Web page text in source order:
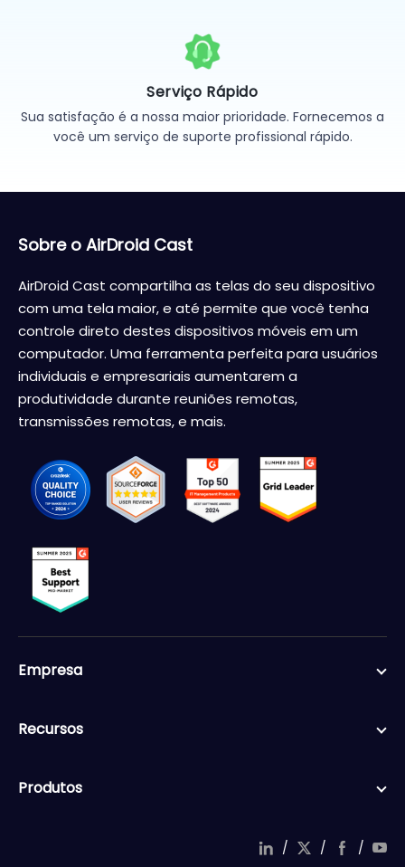
Serviço Rápido
Sua satisfação é a nossa maior prioridade. Fornecemos a
você um serviço de suporte profissional rápido.
Sobre o AirDroid Cast
AirDroid Cast compartilha as telas do seu dispositivo
com uma tela maior, e até permite que você tenha
controle direto destes dispositivos móveis em um
computador. Uma ferramenta perfeita para usuários
individuais e empresariais aumentarem a
produtividade durante reuniões remotas,
transmissões remotas, e mais.
Empresa
Recursos
Produtos
/ / /